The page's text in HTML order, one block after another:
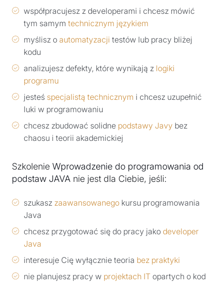
współpracujesz z developerami i chcesz mówić
tym samym technicznym językiem
myślisz o automatyzacji testów lub pracy bliżej
kodu
analizujesz defekty, które wynikają z logiki
programu
jesteś specjalistą technicznym i chcesz uzupełnić
luki w programowaniu
chcesz zbudować solidne podstawy Javy bez
chaosu i teorii akademickiej
Szkolenie Wprowadzenie do programowania od
podstaw JAVA nie jest dla Ciebie, jeśli:
szukasz zaawansowanego kursu programowania
Java
chcesz przygotować się do pracy jako developer
Java
interesuje Cię wyłącznie teoria bez praktyki
nie planujesz pracy w projektach IT opartych o kod